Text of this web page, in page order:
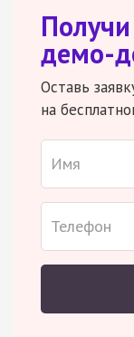
демо-
Оставь
на